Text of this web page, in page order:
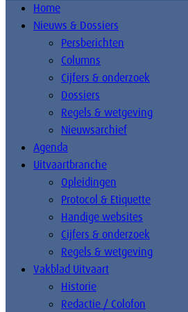
Home
Nieuws & Dossiers
Persberichten
Columns
Cijfers & onderzoek
Dossiers
Regels & wetgeving
Nieuwsarchief
Agenda
Uitvaartbranche
Opleidingen
Protocol & Etiquette
Handige websites
Cijfers & onderzoek
Regels & wetgeving
Vakblad Uitvaart
Historie
Redactie / Colofon